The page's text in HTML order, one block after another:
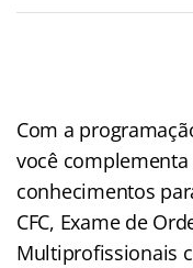
Com a
você
conhecimentos
CFC, Exame de
Multiprofissionais